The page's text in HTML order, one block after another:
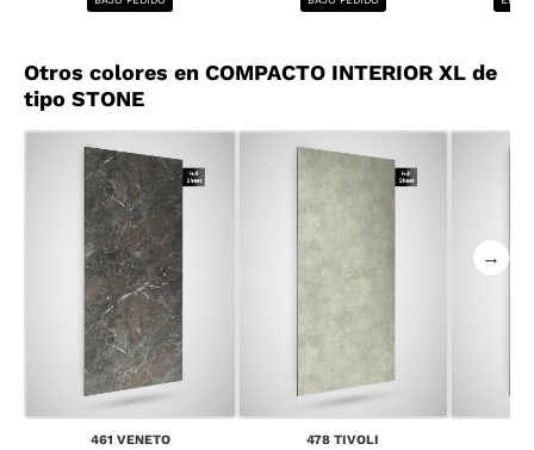
Otros colores en COMPACTO INTERIOR XL de
tipo STONE
461 VENETO 478 TIVOLI
→